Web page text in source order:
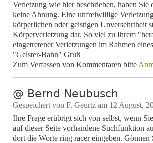
Verletzung wie hier beschrieben, haben Sie
keine Ahnung. Eine unfreiwillige
körperlichen oder geistigen Unversehrtheit
Körperverletzung dar. So viel zu Ihrem
eingetretener Verletzungen im Rahmen
"Geister-Bahn" Gruß
Zum Verfassen von Kommentaren bitte
@ Bernd Neubusch
Gespeichert von F. Geurtz am 12 August,
Ihre Frage erübrigt sich von selbst, wenn
auf dieser Seite vorhandene Suchfunktion
dort die Worte ring racer eingeben. Gönnen